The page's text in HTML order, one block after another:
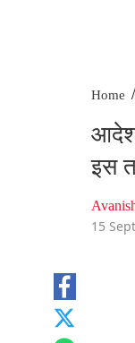
Home
आदेश
इस
15